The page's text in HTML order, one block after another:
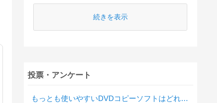
続きを表示
投票・アンケート
もっとも使いやすいDVDコピーソフトはどれですか？